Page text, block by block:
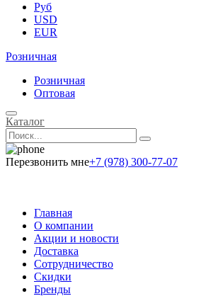
Руб
USD
EUR
Розничная
Розничная
Оптовая
Каталог
Перезвонить мне+7 (978) 300-77-07
Главная
О компании
Акции и новости
Доставка
Сотрудничество
Скидки
Бренды